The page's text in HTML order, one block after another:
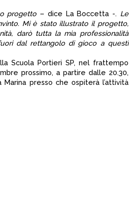
progetto – dice La Boccetta -. Le
Mi è stato illustrato il progetto,
darò tutta la mia professionalità
dal rettangolo di gioco a questi
Scuola Portieri SP, nel frattempo
prossimo, a partire dalle 20.30,
presso che ospiterà l’attività